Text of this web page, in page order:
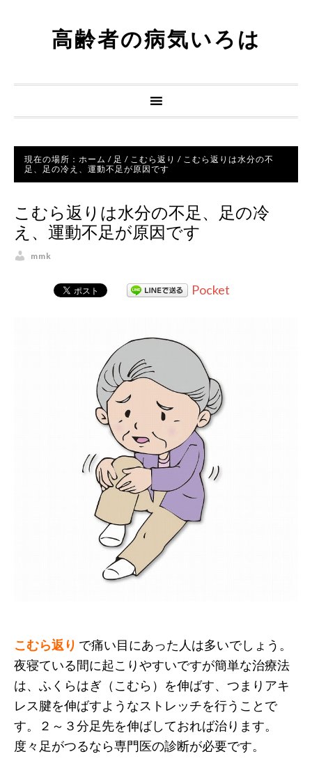
高齢者の病気いろは
現在の場所： ホーム / 足 / こむら返り / こむら返りは水分の不
足、足の冷え、運動不足が原因です
こむら返りは水分の不足、足の冷
え、運動不足が原因です
mmk
Pocket
こむら返り で痛い目にあった人は多いでしょう。
夜寝ている間に起こりやすいですが簡単な治療法
は、ふくらはぎ（こむら）を伸ばす、つまりアキ
レス腱を伸ばすようなストレッチを行うことで
す。２～３分足先を伸ばしておれば治ります。
度々足がつるなら専門医の診断が必要です。